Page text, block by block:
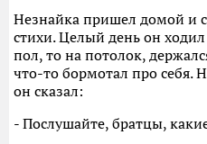
Незнайка пришел домой и
стихи. Целый день он
пол, то на потолок,
что-то бормотал про себя.
он сказал:
- Послушайте, братцы,